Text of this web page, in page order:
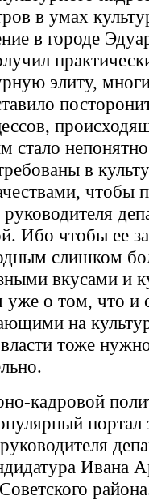
в умах
в городе
элиту,
стало
в
чтобы
Ибо чтобы ее
слишком
вкусами и
уже о том, что и
на
тоже
кадровой
портал
Ивана